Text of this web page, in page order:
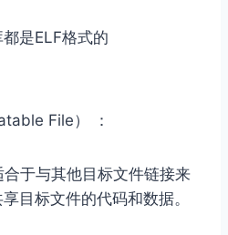
是ELF格式的
File） ：
于与其他⽬标⽂件链接来
⽬标⽂件的代码和数据。